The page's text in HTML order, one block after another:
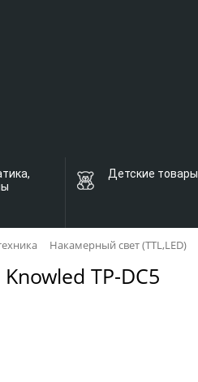
Детские товары
Накамерный свет (TTL,LED)
TP-DC5